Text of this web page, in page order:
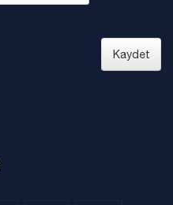
Kaydet